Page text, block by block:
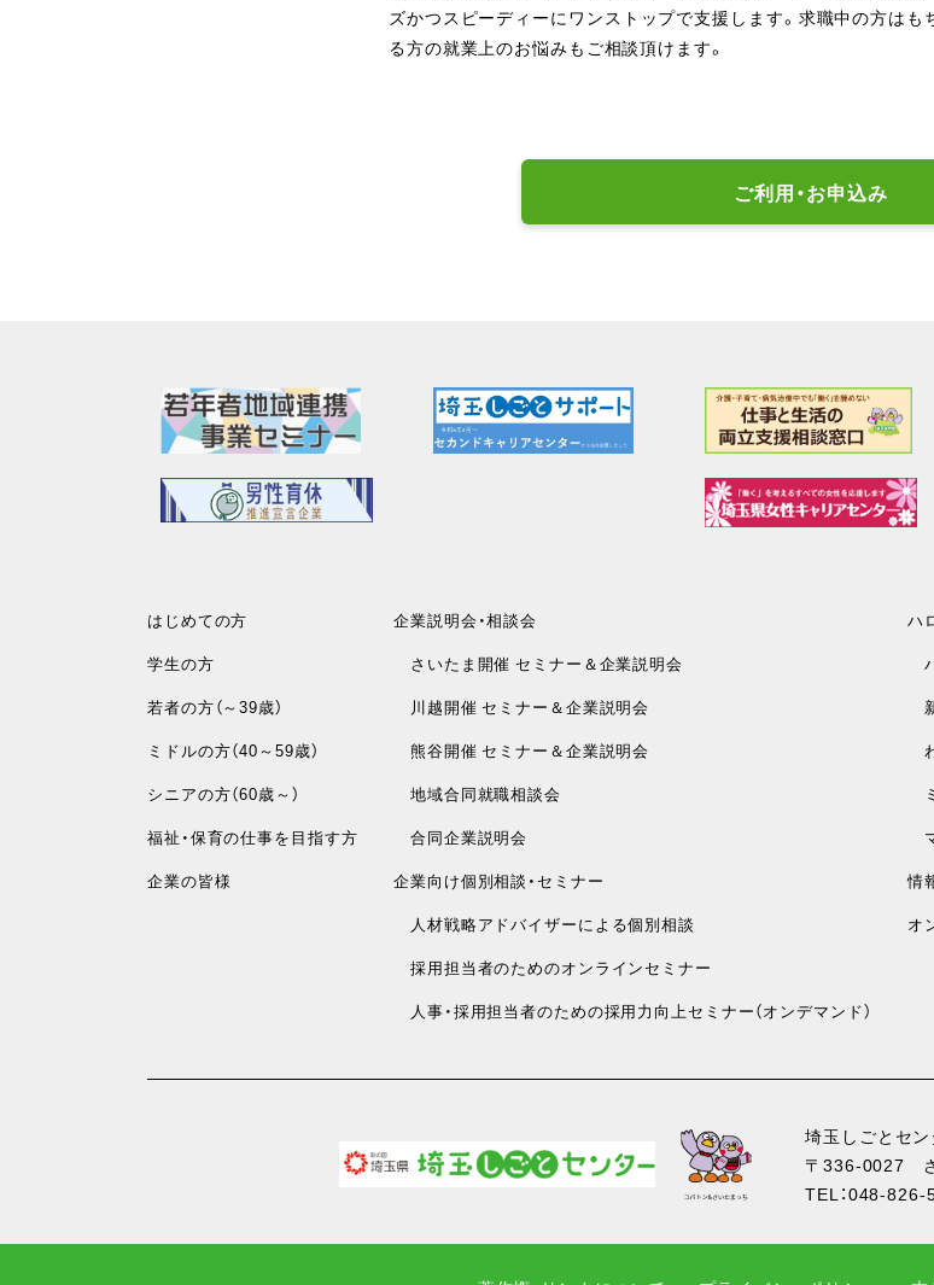
ズかつスピーディーにワンストップで支援します。求職中の方はも
る方の就業上のお悩みもご相談頂けます。
ご利用・お申込み
はじめての方
学生の方
若者の方（～39歳）
ミドルの方（40～59歳）
シニアの方（60歳～）
福祉・保育の仕事を目指す方
企業の皆様
企業説明会・相談会
さいたま開催 セミナー＆企業説明会
川越開催 セミナー＆企業説明会
熊谷開催 セミナー＆企業説明会
地域合同就職相談会
合同企業説明会
企業向け個別相談・セミナー
人材戦略アドバイザーによる個別相談
採用担当者のためのオンラインセミナー
人事・採用担当者のための採用力向上セミナー（オンデマンド）
ハ
情
オ
埼玉しごとセン
〒336-0027
TEL：048-826-